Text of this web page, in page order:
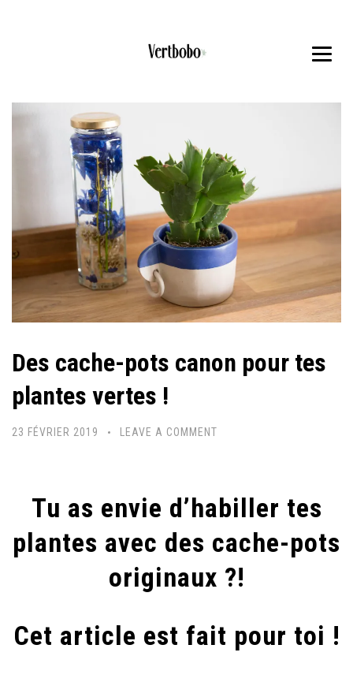
Des cache-pots canon pour tes
plantes vertes !
23 FÉVRIER 2019 LEAVE A COMMENT
Tu as envie d’habiller tes
plantes avec des cache-pots
originaux ?!
Cet article est fait pour toi !